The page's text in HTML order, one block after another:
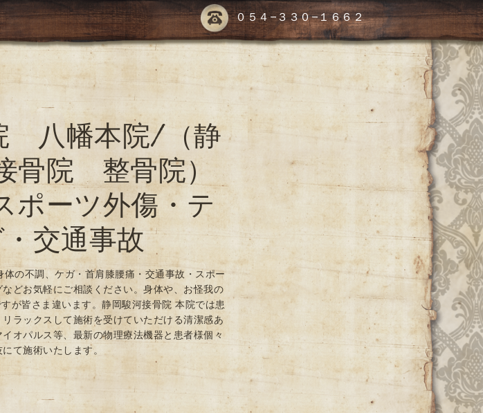
０５４-３３０-１６６２
八幡本院/（静
骨院 整骨院）
ポーツ外傷・テ
交通事故
の不調、ケガ・首肩膝腰痛・交通事故・スポー
どお気軽にご相談ください。身体や、お怪我の
が皆さま違います。静岡駿河接骨院 本院では患
ラックスして施術を受けていただける清潔感あ
オパルス等、最新の物理療法機器と患者様個々
て施術いたします。